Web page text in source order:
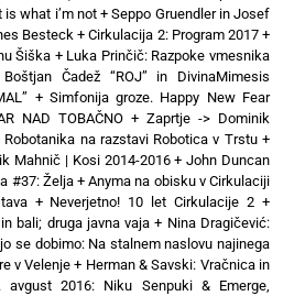
what i’m not+Seppo Gruendler in Josef
Besteck +Cirkulacija 2: Program 2017+
Šiška + Luka Prinčič: Razpoke vmesnika
Boštjan Čadež “ROJ” in DivinaMimesis
+ Simfonija groze. Happy New Fear
NAD TOBAČNO + Zaprtje -> Dominik
Robotanika na razstavi Robotica v Trstu+
Mahnič | Kosi 2014-2016+John Duncan
#37: Želja+Anyma na obisku v Cirkulaciji
+ Neverjetno! 10 let Cirkulacije 2 +
bali; druga javna vaja + Nina Dragičević:
se dobimo: Na stalnem naslovu najinega
v Velenje+ Herman & Savski: Vračnica in
avgust 2016: Niku Senpuki & Emerge,